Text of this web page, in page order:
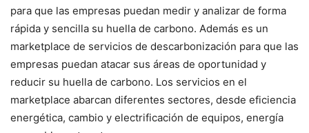
para que las empresas puedan medir y analizar de forma
rápida y sencilla su huella de carbono. Además es un
marketplace de servicios de descarbonización para que las
empresas puedan atacar sus áreas de oportunidad y
reducir su huella de carbono. Los servicios en el
marketplace abarcan diferentes sectores, desde eficiencia
energética, cambio y electrificación de equipos, energía